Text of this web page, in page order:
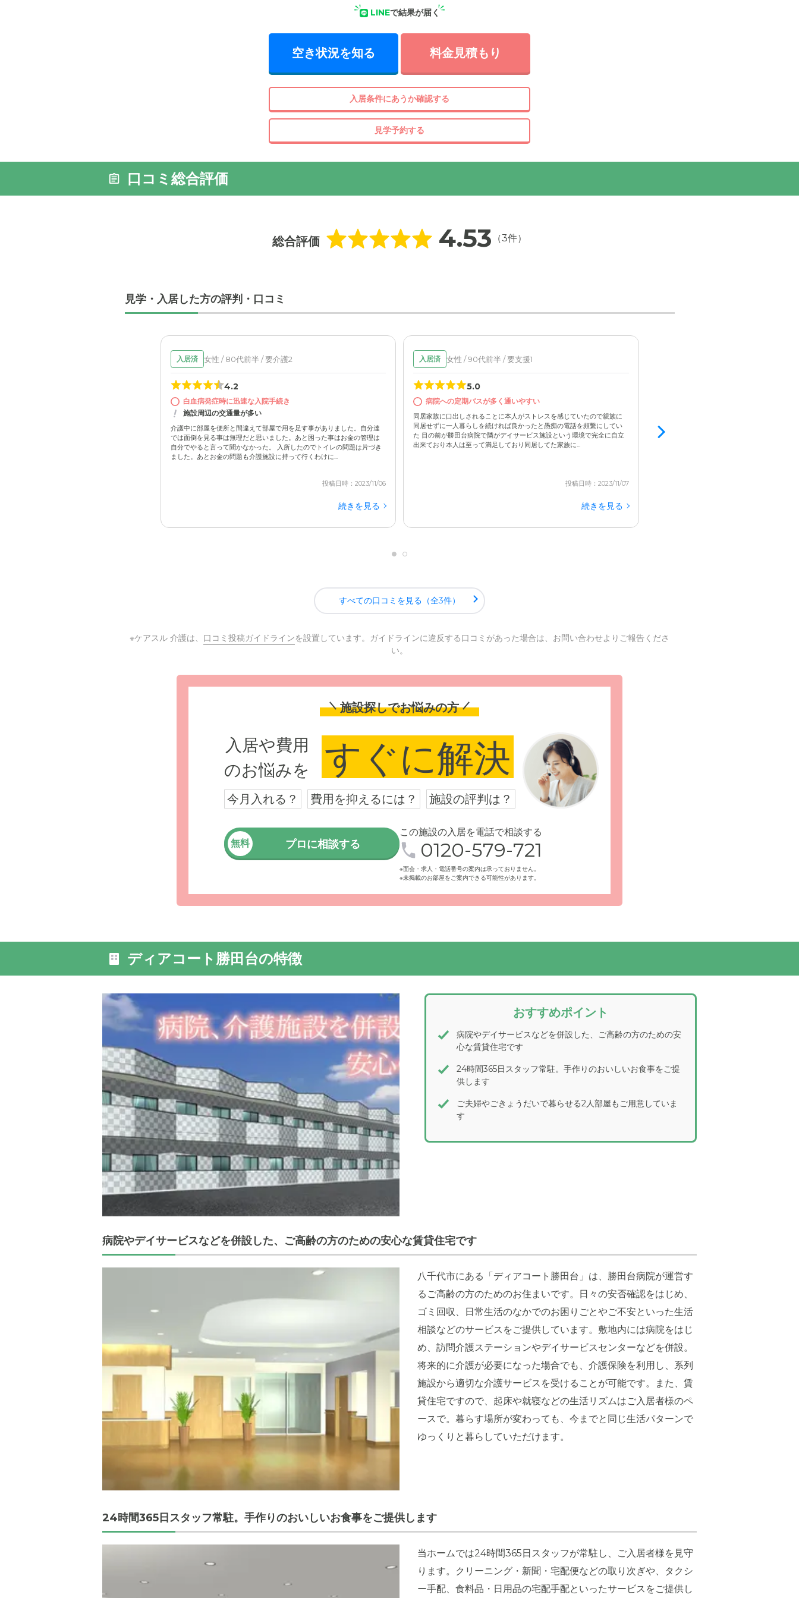
外観: 施設は閑静な住宅地の中にあり、病院と介護施設を併設しているので、安心し
LINEで結果が届く
空き状況を知る 料金見積もり
入居条件にあうか確認する
見学予約する
口コミ総合評価
総合評価 4.53 （3件）
見学・入居した方の評判・口コミ
入居済 女性 / 80代前半 / 要介護2
4.2
白血病発症時に迅速な入院手続き
施設周辺の交通量が多い
介護中に部屋を便所と間違えて部屋で用を足す事がありました。自分達
では面倒を見る事は無理だと思いました。あと困った事はお金の管理は
自分でやると言って聞かなかった。 入所したのでトイレの問題は片づき
ました。あとお金の問題も介護施設に持って行くわけに...
投稿日時：2023/11/06
続きを見る
入居済 女性 / 90代前半 / 要支援1
5.0
病院への定期バスが多く通いやすい
同居家族に口出しされることに本人がストレスを感じていたので親族に
同居せずに一人暮らしを続ければ良かったと愚痴の電話を頻繫にしてい
た 目の前が勝田台病院で隣がデイサービス施設という環境で完全に自立
出来ており本人は至って満足しており同居してた家族に...
投稿日時：2023/11/07
続きを見る
手術後歩行困難になってしまったので家で生活
バリアフリーや手すりを付けるなどの家のリフ
すべての口コミを見る（全3件）
※ケアスル 介護は、 口コミ投稿ガイドラインを設置しています。ガイドラインに違反する口コミがあった場合は、お問い合わせよりご報告くださ
い。
施設探しでお悩みの方
入居や費用
のお悩みを
すぐに解決
今月入れる？ 費用を抑えるには？ 施設の評判は？
無料 プロに相談する
この施設の入居を電話で相談する
0120-579-721
※面会・求人・電話番号の案内は承っておりません。
※未掲載のお部屋をご案内できる可能性があります。
ディアコート勝田台の特徴
おすすめポイント
病院やデイサービスなどを併設した、ご高齢の方のための安
心な賃貸住宅です
24時間365日スタッフ常駐。手作りのおいしいお食事をご提
供します
ご夫婦やごきょうだいで暮らせる2人部屋もご用意していま
す
病院やデイサービスなどを併設した、ご高齢の方のための安心な賃貸住宅です
八千代市にある「ディアコート勝田台」は、勝田台病院が運営す
るご高齢の方のためのお住まいです。日々の安否確認をはじめ、
ゴミ回収、日常生活のなかでのお困りごとやご不安といった生活
相談などのサービスをご提供しています。敷地内には病院をはじ
め、訪問介護ステーションやデイサービスセンターなどを併設。
将来的に介護が必要になった場合でも、介護保険を利用し、系列
施設から適切な介護サービスを受けることが可能です。また、賃
貸住宅ですので、起床や就寝などの生活リズムはご入居者様のペ
ースで。暮らす場所が変わっても、今までと同じ生活パターンで
ゆっくりと暮らしていただけます。
24時間365日スタッフ常駐。手作りのおいしいお食事をご提供します
当ホームでは24時間365日スタッフが常駐し、ご入居者様を見守
ります。クリーニング・新聞・宅配便などの取り次ぎや、タクシ
ー手配、食料品・日用品の宅配手配といったサービスをご提供し